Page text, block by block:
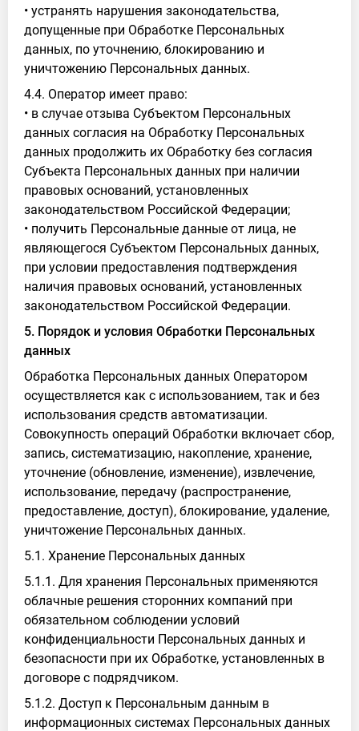
• устранять нарушения законодательства,
допущенные при Обработке Персональных
данных, по уточнению, блокированию и
уничтожению Персональных данных.
4.4. Оператор имеет право:
• в случае отзыва Субъектом Персональных
данных согласия на Обработку Персональных
данных продолжить их Обработку без согласия
Субъекта Персональных данных при наличии
правовых оснований, установленных
законодательством Российской Федерации;
• получить Персональные данные от лица, не
являющегося Субъектом Персональных данных,
при условии предоставления подтверждения
наличия правовых оснований, установленных
законодательством Российской Федерации.
5. Порядок и условия Обработки Персональных
данных
Обработка Персональных данных Оператором
осуществляется как с использованием, так и без
использования средств автоматизации.
Совокупность операций Обработки включает сбор,
запись, систематизацию, накопление, хранение,
уточнение (обновление, изменение), извлечение,
использование, передачу (распространение,
предоставление, доступ), блокирование, удаление,
уничтожение Персональных данных.
5.1. Хранение Персональных данных
5.1.1. Для хранения Персональных применяются
облачные решения сторонних компаний при
обязательном соблюдении условий
конфиденциальности Персональных данных и
безопасности при их Обработке, установленных в
договоре с подрядчиком.
5.1.2. Доступ к Персональным данным в
информационных системах Персональных данных